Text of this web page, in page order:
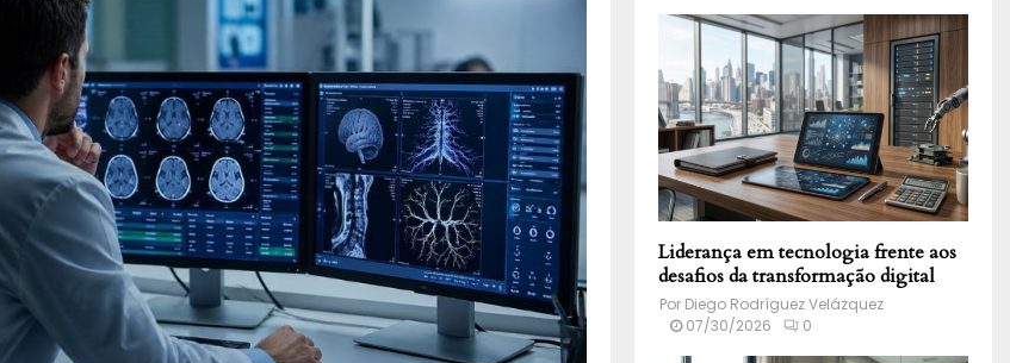
Liderança em tecnologia frente aos
desafios da transformação digital
Por Diego Rodríguez Velázquez
07/30/2026
0